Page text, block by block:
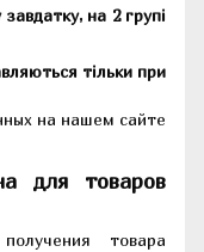
на 2 групі
тільки при
на нашем сайте
для товаров
товара